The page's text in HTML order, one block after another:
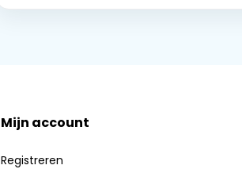
Mijn account
Registreren